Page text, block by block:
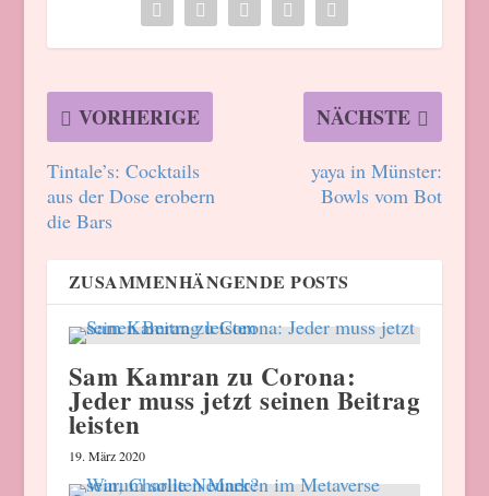
VORHERIGE
Tintale’s: Cocktails
aus der Dose erobern
die Bars
NÄCHSTE
yaya in Münster:
Bowls vom Bot
ZUSAMMENHÄNGENDE POSTS
Sam Kamran zu Corona:
Jeder muss jetzt seinen Beitrag
leisten
19. März 2020